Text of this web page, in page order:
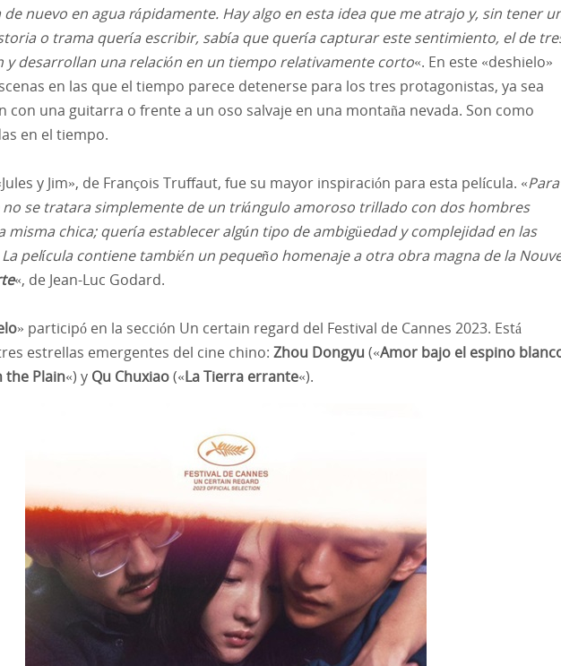
nuevo en agua rápidamente. Hay algo en esta idea que me atrajo y, sin tener
o trama quería escribir, sabía que quería capturar este sentimiento, el de
y desarrollan una relación en un tiempo relativamente corto«. En este «deshielo»
en las que el tiempo parece detenerse para los tres protagonistas, ya sea
con una guitarra o frente a un oso salvaje en una montaña nevada. Son como
en el tiempo.
y Jim», de François Truffaut, fue su mayor inspiración para esta película. «
se tratara simplemente de un triángulo amoroso trillado con dos hombres
misma chica; quería establecer algún tipo de ambigüedad y complejidad en las
película contiene también un pequeño homenaje a otra obra magna de la
«, de Jean-Luc Godard.
» participó en la sección Un certain regard del Festival de Cannes 2023. Está
estrellas emergentes del cine chino: Zhou Dongyu («Amor bajo el espino
the Plain«) y Qu Chuxiao(«La Tierra errante«).